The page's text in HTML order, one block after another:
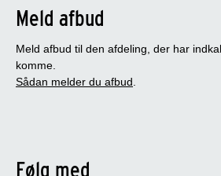
Meld afbud
Meld afbud til den afdeling, der har
komme.
Sådan melder du afbud.
Følg med